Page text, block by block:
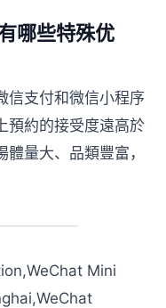
哪些特殊优
信支付和微信小程序
預約的接受度遠高於
量大、品類豐富，
Mini